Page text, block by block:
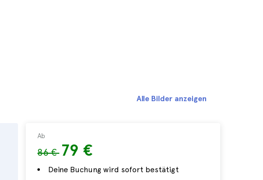
Ab
86 € 79 €
Deine Buchung wird sofort bestätigt
Alle Bilder anzeigen